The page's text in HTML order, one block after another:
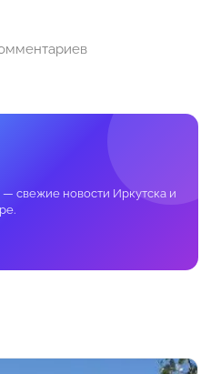
— свежие новости Иркутска и